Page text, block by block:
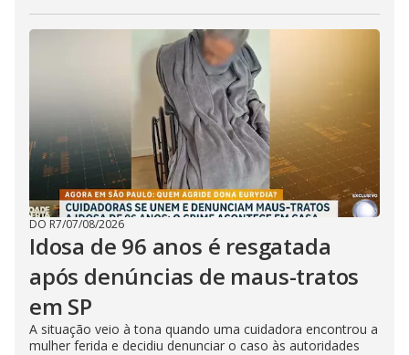
DO R7/07/08/2026
Idosa de 96 anos é resgatada
após denúncias de maus-tratos
em SP
A situação veio à tona quando uma cuidadora encontrou a
mulher ferida e decidiu denunciar o caso às autoridades